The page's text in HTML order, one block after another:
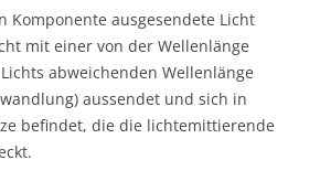
Komponente ausgesendete Licht
mit einer von der Wellenlänge
abweichenden Wellenlänge
aussendet und sich in
befindet, die die lichtemittierende